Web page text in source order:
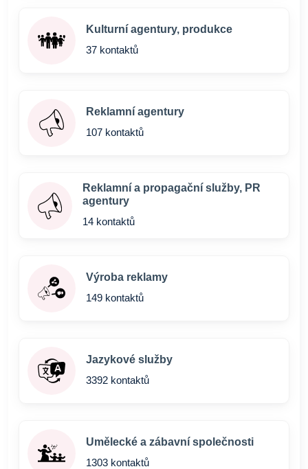
Kulturní agentury, produkce
37 kontaktů
Reklamní agentury
107 kontaktů
Reklamní a propagační služby, PR
agentury
14 kontaktů
Výroba reklamy
149 kontaktů
Jazykové služby
3392 kontaktů
Umělecké a zábavní společnosti
1303 kontaktů